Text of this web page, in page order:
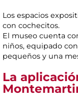
Los espacios
con cochecitos.
El museo cuenta
niños, equipado
pequeños y una
La